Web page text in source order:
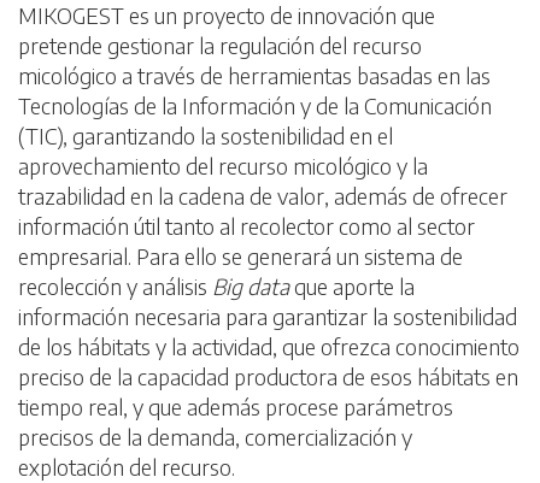
MIKOGEST es un proyecto de innovación que
pretende gestionar la regulación del recurso
micológico a través de herramientas basadas en las
Tecnologías de la Información y de la Comunicación
(TIC), garantizando la sostenibilidad en el
aprovechamiento del recurso micológico y la
trazabilidad en la cadena de valor, además de ofrecer
información útil tanto al recolector como al sector
empresarial. Para ello se generará un sistema de
recolección y análisis Big dataque aporte la
información necesaria para garantizar la sostenibilidad
de los hábitats y la actividad, que ofrezca conocimiento
preciso de la capacidad productora de esos hábitats en
tiempo real, y que además procese parámetros
precisos de la demanda, comercialización y
explotación del recurso.